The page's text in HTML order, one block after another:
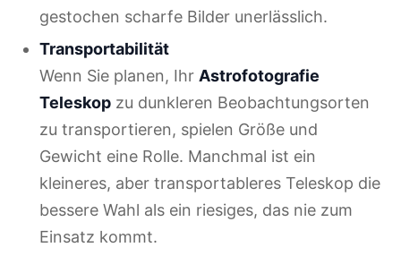
gestochen scharfe Bilder unerlässlich.
Transportabilität
Wenn Sie planen, Ihr Astrofotografie
Teleskop zu dunkleren Beobachtungsorten
zu transportieren, spielen Größe und
Gewicht eine Rolle. Manchmal ist ein
kleineres, aber transportableres Teleskop die
bessere Wahl als ein riesiges, das nie zum
Einsatz kommt.